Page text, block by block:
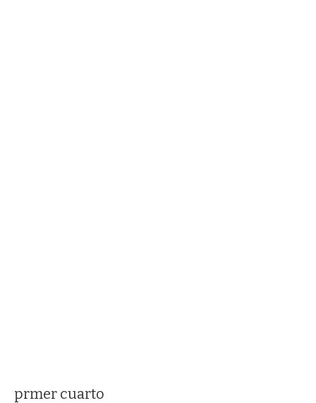
prmer cuarto